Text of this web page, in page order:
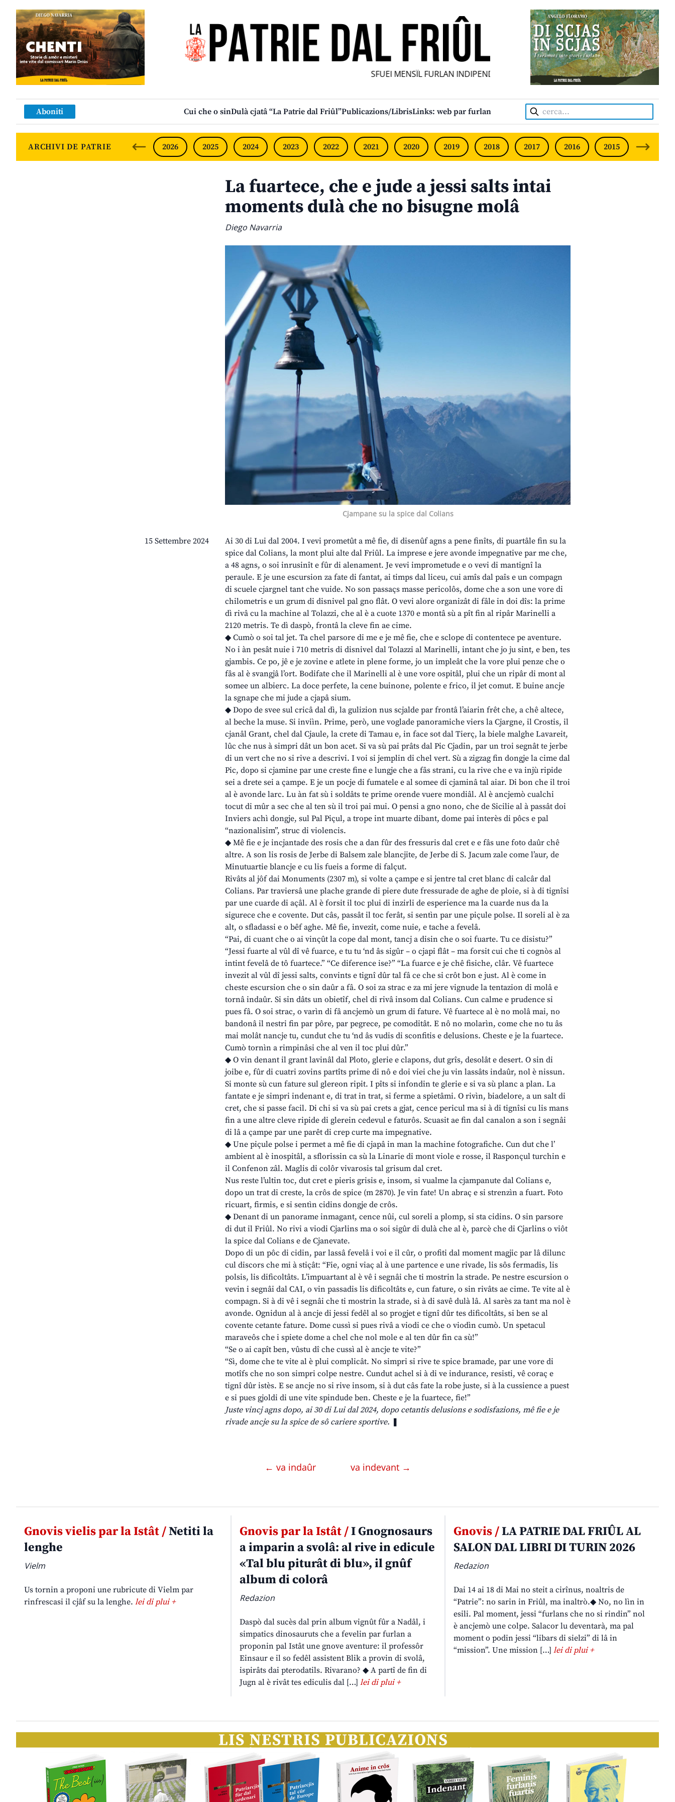
SFUEI MENSÎL FURLAN INDIPENDENT • INDEPENDENT FRIULIAN MONTHLY •
Aboniti Cui che o sinDulà cjatâ “La Patrie dal Friûl”Publicazions/LibrisLinks: web par furlan Cerca:
ARCHIVI DE PATRIE 2026 2025 2024 2023 2022 2021 2020 2019 2018 2017 2016 2015 2014
La fuartece, che e jude a jessi salts intai
moments dulà che no bisugne molâ
Diego Navarria
Cjampane su la spice dal Colians
15 Settembre 2024
Ai 30 di Lui dal 2004. I vevi prometût a mê fie, di disenûf agns a pene finîts, di puartâle fin su la
spice dal Colians, la mont plui alte dal Friûl. La imprese e jere avonde impegnative par me che,
a 48 agns, o soi inrusinît e fûr di alenament. Je vevi imprometude e o vevi di mantignî la
peraule. E je une escursion za fate di fantat, ai timps dal liceu, cui amîs dal paîs e un compagn
di scuele cjargnel tant che vuide. No son passaçs masse pericolôs, dome che a son une vore di
chilometris e un grum di disnivel pal gno flât. O vevi alore organizât di fâle in doi dîs: la prime
dì rivâ cu la machine al Tolazzi, che al è a cuote 1370 e montâ sù a pît fin al ripâr Marinelli a
2120 metris. Te dì daspò, frontâ la cleve fin ae cime.
◆ Cumò o soi tal jet. Ta chel parsore di me e je mê fie, che e sclope di contentece pe aventure.
No i àn pesât nuie i 710 metris di disnivel dal Tolazzi al Marinelli, intant che jo ju sint, e ben, tes
gjambis. Ce po, jê e je zovine e atlete in plene forme, jo un impleât che la vore plui penze che o
fâs al è svangjâ l’ort. Bodifate che il Marinelli al è une vore ospitâl, plui che un ripâr di mont al
somee un albierc. La doce perfete, la cene buinone, polente e frico, il jet comut. E buine ancje
la sgnape che mi jude a cjapâ sium.
◆ Dopo de svee sul cricâ dal dì, la gulizion nus scjalde par frontâ l’aiarin frêt che, a chê altece,
al beche la muse. Si inviìn. Prime, però, une voglade panoramiche viers la Cjargne, il Crostis, il
cjanâl Grant, chel dal Cjaule, la crete di Tamau e, in face sot dal Tierç, la biele malghe Lavareit,
lûc che nus à simpri dât un bon acet. Si va sù pai prâts dal Pic Cjadin, par un troi segnât te jerbe
di un vert che no si rive a descrivi. I voi si jemplin di chel vert. Sù a zigzag fin dongje la cime dal
Pic, dopo si cjamine par une creste fine e lungje che a fâs strani, cu la rive che e va injù ripide
sei a drete sei a çampe. E je un pocje di fumatele e al somee di cjaminâ tal aiar. Di bon che il troi
al è avonde larc. Lu àn fat sù i soldâts te prime orende vuere mondiâl. Al è ancjemò cualchi
tocut di mûr a sec che al ten sù il troi pai mui. O pensi a gno nono, che de Sicilie al à passât doi
Inviers achì dongje, sul Pal Piçul, a trope int muarte dibant, dome pai interès di pôcs e pal
“nazionalisim”, struc di violencis.
◆ Mê fie e je incjantade des rosis che a dan fûr des fressuris dal cret e e fâs une foto daûr chê
altre. A son lis rosis de Jerbe di Balsem zale blancjite, de Jerbe di S. Jacum zale come l’aur, de
Minutuartie blancje e cu lis fueis a forme di falçut.
Rivâts al jôf dai Monuments (2307 m), si volte a çampe e si jentre tal cret blanc di calcâr dal
Colians. Par traviersâ une plache grande di piere dute fressurade de aghe de ploie, si à di tignîsi
par une cuarde di açâl. Al è forsit il toc plui di inzirli de esperience ma la cuarde nus da la
sigurece che e covente. Dut câs, passât il toc ferât, si sentìn par une piçule polse. Il soreli al è za
alt, o sfladassi e o bêf aghe. Mê fie, invezit, come nuie, e tache a fevelâ.
“Pai, di cuant che o ai vinçût la cope dal mont, tancj a disin che o soi fuarte. Tu ce disistu?”
“Jessi fuarte al vûl dî vê fuarce, e tu tu ‘nd âs sigûr – o cjapi flât – ma forsit cui che ti cognòs al
intint fevelâ de tô fuartece.” “Ce diference ise?” “La fuarce e je chê fisiche, clâr. Vê fuartece
invezit al vûl dî jessi salts, convints e tignî dûr tal fâ ce che si crôt bon e just. Al è come in
cheste escursion che o sin daûr a fâ. O soi za strac e za mi jere vignude la tentazion di molâ e
tornâ indaûr. Si sin dâts un obietîf, chel di rivâ insom dal Colians. Cun calme e prudence si
pues fâ. O soi strac, o varìn di fâ ancjemò un grum di fature. Vê fuartece al è no molâ mai, no
bandonâ il nestri fin par pôre, par pegrece, pe comoditât. E nô no molarìn, come che no tu âs
mai molât nancje tu, cundut che tu ‘nd âs vudis di sconfitis e delusions. Cheste e je la fuartece.
Cumò tornìn a rimpinâsi che al ven il toc plui dûr.”
◆ O vin denant il grant lavinâl dal Ploto, glerie e clapons, dut grîs, desolât e desert. O sin di
joibe e, fûr di cuatri zovins partîts prime di nô e doi viei che ju vin lassâts indaûr, nol è nissun.
Si monte sù cun fature sul glereon ripit. I pîts si infondin te glerie e si va sù planc a plan. La
fantate e je simpri indenant e, di trat in trat, si ferme a spietâmi. O rivìn, biadelore, a un salt di
cret, che si passe facil. Di chi si va sù pai crets a gjat, cence pericul ma si à di tignîsi cu lis mans
fin a une altre cleve ripide di glerein cedevul e faturôs. Scuasit ae fin dal canalon a son i segnâi
di lâ a çampe par une parêt di crep curte ma impegnative.
◆ Une piçule polse i permet a mê fie di cjapâ in man la machine fotografiche. Cun dut che l’
ambient al è inospitâl, a sflorissin ca sù la Linarie di mont viole e rosse, il Rasponçul turchin e
il Confenon zâl. Maglis di colôr vivarosis tal grisum dal cret.
Nus reste l’ultin toc, dut cret e pieris grisis e, insom, si vualme la cjampanute dal Colians e,
dopo un trat di creste, la crôs de spice (m 2870). Je vin fate! Un abraç e si strenzìn a fuart. Foto
ricuart, firmis, e si sentìn cidins dongje de crôs.
◆ Denant di un panorame inmagant, cence nûi, cul soreli a plomp, si sta cidins. O sin parsore
di dut il Friûl. No rivi a viodi Cjarlins ma o soi sigûr di dulà che al è, parcè che di Cjarlins o viôt
la spice dal Colians e de Cjanevate.
Dopo di un pôc di cidin, par lassâ fevelâ i voi e il cûr, o profiti dal moment magjic par lâ dilunc
cul discors che mi à stiçât: “Fie, ogni viaç al à une partence e une rivade, lis sôs fermadis, lis
polsis, lis dificoltâts. L’impuartant al è vê i segnâi che ti mostrin la strade. Pe nestre escursion o
vevin i segnâi dal CAI, o vin passadis lis dificoltâts e, cun fature, o sin rivâts ae cime. Te vite al è
compagn. Si à di vê i segnâi che ti mostrin la strade, si à di savê dulà lâ. Al sarès za tant ma nol è
avonde. Ognidun al à ancje di jessi fedêl al so progjet e tignî dûr tes dificoltâts, si ben se al
covente cetante fature. Dome cussì si pues rivâ a viodi ce che o viodìn cumò. Un spetacul
maraveôs che i spiete dome a chel che nol mole e al ten dûr fin ca sù!”
“Se o ai capît ben, vûstu dî che cussì al è ancje te vite?”
“Sì, dome che te vite al è plui complicât. No simpri si rive te spice bramade, par une vore di
motîfs che no son simpri colpe nestre. Cundut achel si à di ve indurance, resisti, vê coraç e
tignî dûr istès. E se ancje no si rive insom, si à dut câs fate la robe juste, si à la cussience a puest
e si pues gjoldi di une vite spindude ben. Cheste e je la fuartece, fie!”
Juste vincj agns dopo, ai 30 di Lui dal 2024, dopo cetantis delusions e sodisfazions, mê fie e je
rivade ancje su la spice de sô cariere sportive.
← va indaûr va indevant →
Gnovis vielis par la Istât /Netiti la
lenghe
Vielm
Us tornin a proponi une rubricute di Vielm par
rinfrescasi il cjâf su la lenghe. lei di plui +
Gnovis par la Istât /I Gnognosaurs
a imparin a svolâ: al rive in edicule
«Tal blu piturât di blu», il gnûf
album di colorâ
Redazion
Daspò dal sucès dal prin album vignût fûr a Nadâl, i
simpatics dinosauruts che a fevelin par furlan a
proponin pal Istât une gnove aventure: il professôr
Einsaur e il so fedêl assistent Blik a provin di svolâ,
ispirâts dai pterodatils. Rivarano? ◆ A partî de fin di
Jugn al è rivât tes ediculis dal […] lei di plui +
Gnovis /LA PATRIE DAL FRIÛL AL
SALON DAL LIBRI DI TURIN 2026
Redazion
Dai 14 ai 18 di Mai no steit a cirînus, noaltris de
“Patrie”: no sarin in Friûl, ma inaltrò.◆ No, no lìn in
esili. Pal moment, jessi “furlans che no si rindin” nol
è ancjemò une colpe. Salacor lu deventarà, ma pal
moment o podin jessi “libars di sielzi” di lâ in
“mission”. Une mission […]lei di plui +